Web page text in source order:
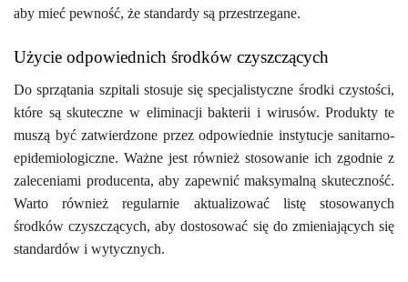
aby mieć pewność, że standardy są przestrzegane.
Użycie odpowiednich środków czyszczących
Do sprzątania szpitali stosuje się specjalistyczne środki czystości,
które są skuteczne w eliminacji bakterii i wirusów. Produkty te
muszą być zatwierdzone przez odpowiednie instytucje sanitarno-
epidemiologiczne. Ważne jest również stosowanie ich zgodnie z
zaleceniami producenta, aby zapewnić maksymalną skuteczność.
Warto również regularnie aktualizować listę stosowanych
środków czyszczących, aby dostosować się do zmieniających się
standardów i wytycznych.